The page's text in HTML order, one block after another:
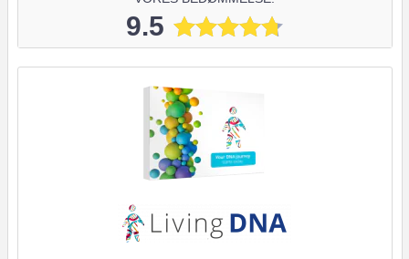
9.5